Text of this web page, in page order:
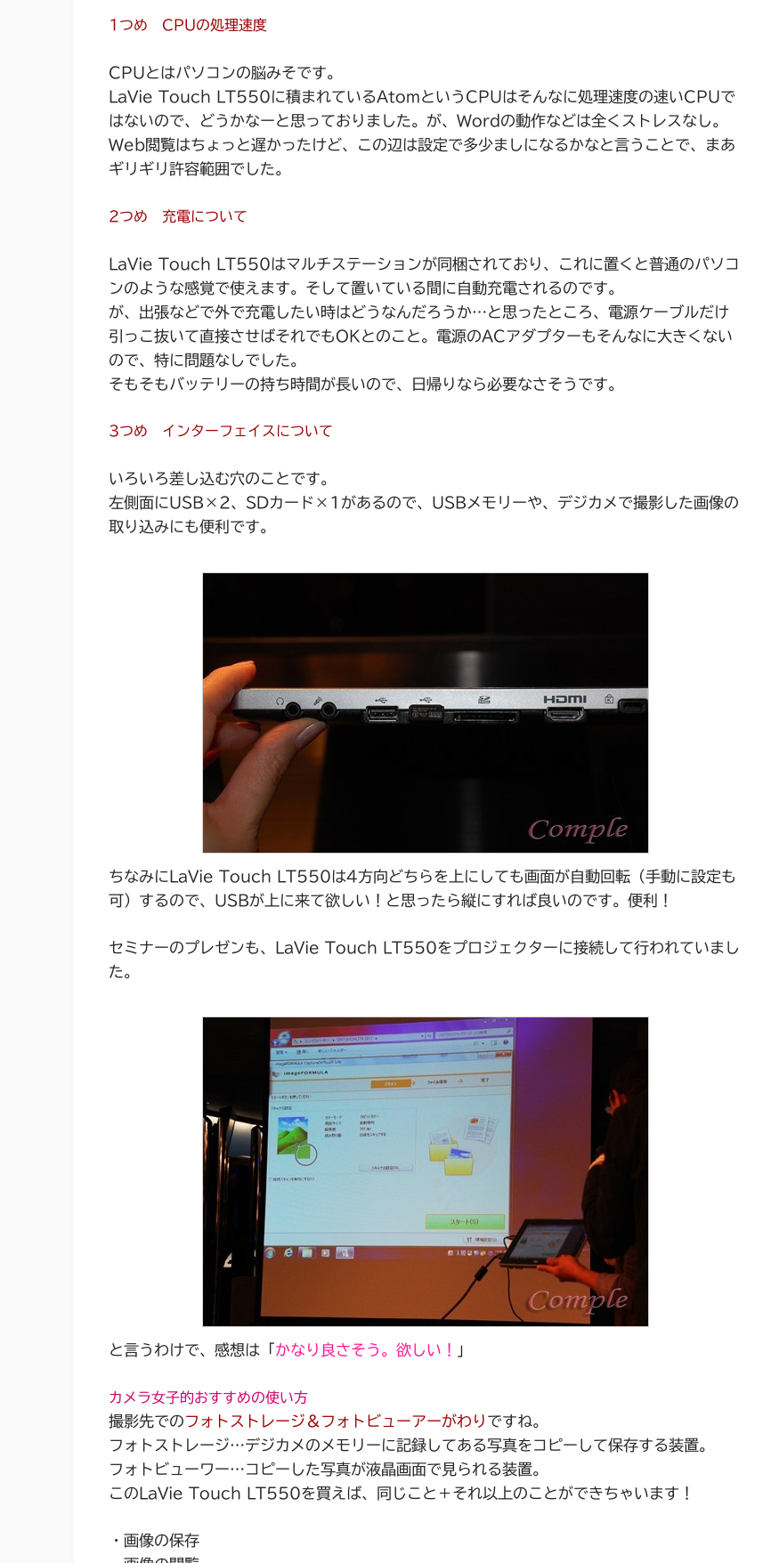
1つめ CPUの処理速度
CPUとはパソコンの脳みそです。
LaVie Touch LT550に積まれているAtomというCPUはそんなに処理速度の速いCPUで
はないので、どうかなーと思っておりました。が、Wordの動作などは全くストレスなし。
Web閲覧はちょっと遅かったけど、この辺は設定で多少ましになるかなと言うことで、まあ
ギリギリ許容範囲でした。
2つめ 充電について
LaVie Touch LT550はマルチステーションが同梱されており、これに置くと普通のパソコ
ンのような感覚で使えます。そして置いている間に自動充電されるのです。
が、出張などで外で充電したい時はどうなんだろうか…と思ったところ、電源ケーブルだけ
引っこ抜いて直接させばそれでもOKとのこと。電源のACアダプターもそんなに大きくない
ので、特に問題なしでした。
そもそもバッテリーの持ち時間が長いので、日帰りなら必要なさそうです。
3つめ インターフェイスについて
いろいろ差し込む穴のことです。
左側面にUSB×2、SDカード×1 があるので、USBメモリーや、デジカメで撮影した画像の
取り込みにも便利です。
ちなみにLaVie Touch LT550は4方向どちらを上にしても画面が自動回転（手動に設定も
可）するので、USBが上に来て欲しい！と思ったら縦にすれば良いのです。便利！
セミナーのプレゼンも、LaVie Touch LT550をプロジェクターに接続して行われていまし
た。
と言うわけで、感想は「 かなり良さそう。欲しい！ 」
カメラ女子的おすすめの使い方
撮影先でのフォトストレージ＆フォトビューアーがわり ですね。
フォトストレージ…デジカメのメモリーに記録してある写真をコピーして保存する装置。
フォトビューワー…コピーした写真が液晶画面で見られる装置。
このLaVie Touch LT550を買えば、同じこと＋それ以上のことができちゃいます！
・画像の保存